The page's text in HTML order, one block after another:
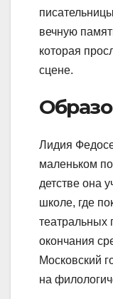
вечную
которая
сцене.
Лидия
маленьком
детстве она
школе, где
театральных
окончания
Московский
на